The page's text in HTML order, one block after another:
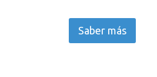
Saber más